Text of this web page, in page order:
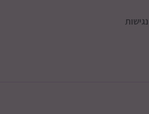
נגישות